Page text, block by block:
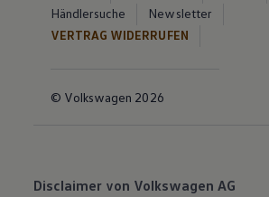
Händlersuche
Newsletter
VERTRAG WIDERRUFEN
© Volkswagen 2026
Disclaimer von Volkswagen AG